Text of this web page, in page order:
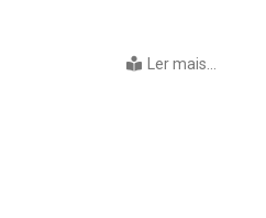
Ler mais...